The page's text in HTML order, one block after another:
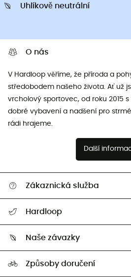
Uhlíkově neutrální
O nás
V Hardloop věříme, že příroda a
středobodem našeho života. Ať už
vrcholový sportovec, od roku 2015
dobré vybavení a nadšení pro
rádi hrajeme.
Další
Zákaznická služba
Vrácení zboží a peněz
Hardloop
Naši Ambasadoři
Naše závazky
Second hand
Způsoby doručení